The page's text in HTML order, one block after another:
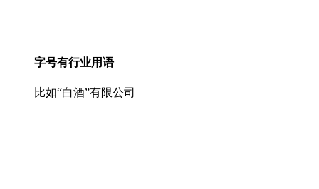
字号有行业用语
比如“白酒”有限公司